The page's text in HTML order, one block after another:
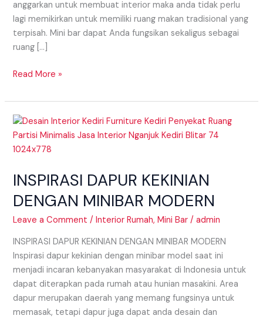
anggarkan untuk membuat interior maka anda tidak perlu
lagi memikirkan untuk memiliki ruang makan tradisional yang
terpisah. Mini bar dapat Anda fungsikan sekaligus sebagai
ruang […]
Read More »
INSPIRASI DAPUR KEKINIAN
DENGAN MINIBAR MODERN
Leave a Comment /Interior Rumah,Mini Bar /admin
INSPIRASI DAPUR KEKINIAN DENGAN MINIBAR MODERN
Inspirasi dapur kekinian dengan minibar model saat ini
menjadi incaran kebanyakan masyarakat di Indonesia untuk
dapat diterapkan pada rumah atau hunian masakini. Area
dapur merupakan daerah yang memang fungsinya untuk
memasak, tetapi dapur juga dapat anda desain dan
INSPIRASI
DAPUR
KEKINIAN
MINIBAR